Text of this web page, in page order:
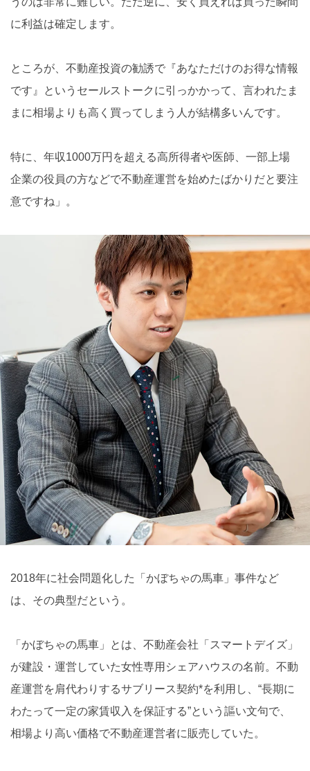
に利益は確定します。
ところが、不動産投資の勧誘で『あなただけのお得な情報
です』というセールストークに引っかかって、言われたま
まに相場よりも高く買ってしまう人が結構多いんです。
特に、年収1000万円を超える高所得者や医師、一部上場
企業の役員の方などで不動産運営を始めたばかりだと要注
意ですね」。
2018年に社会問題化した「かぼちゃの馬車」事件など
は、その典型だという。
「かぼちゃの馬車」とは、不動産会社「スマートデイズ」
が建設・運営していた女性専用シェアハウスの名前。不動
産運営を肩代わりするサブリース契約*を利用し、“長期に
わたって一定の家賃収入を保証する”という謳い文句で、
相場より高い価格で不動産運営者に販売していた。